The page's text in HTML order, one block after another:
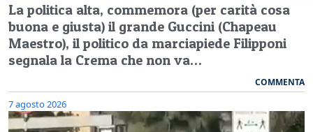
La politica alta, commemora (per carità cosa
buona e giusta) il grande Guccini (Chapeau
Maestro), il politico da marciapiede Filipponi
segnala la Crema che non va…
COMMENTA
7 agosto 2026